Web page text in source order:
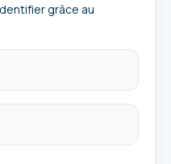
grâce au